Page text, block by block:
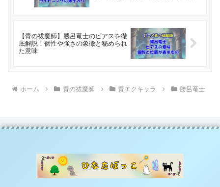
【青の祓魔師】勝呂竜士のピアスを徹
底解説！個性や強さの象徴と秘められ
た意味
ホーム 青の祓魔師 青エクキャラ 勝呂竜士